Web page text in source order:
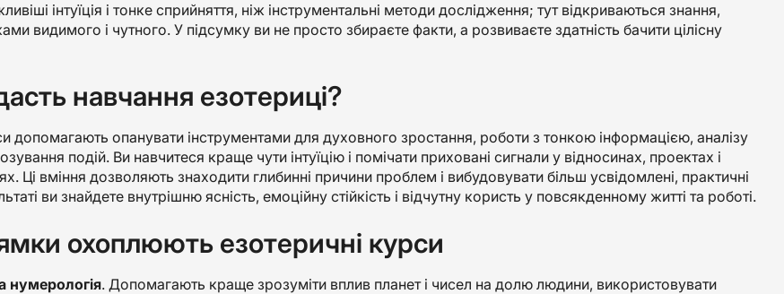
інтуїція і тонке сприйняття, ніж інструментальні методи дослідження; тут відкриваються знання,
видимого і чутного. У підсумку ви не просто збираєте факти, а розвиваєте здатність бачити цілісну
навчання езотериці?
допомагають опанувати інструментами для духовного зростання, роботи з тонкою інформацією, аналізу
подій. Ви навчитеся краще чути інтуїцію і помічати приховані сигнали у відносинах, проектах і
Ці вміння дозволяють знаходити глибинні причини проблем і вибудовувати більш усвідомлені, практичні
ви знайдете внутрішню ясність, емоційну стійкість і відчутну користь у повсякденному житті та роботі.
охоплюють езотеричні курси
нумерологія. Допомагають краще зрозуміти вплив планет і чисел на долю людини, використовувати